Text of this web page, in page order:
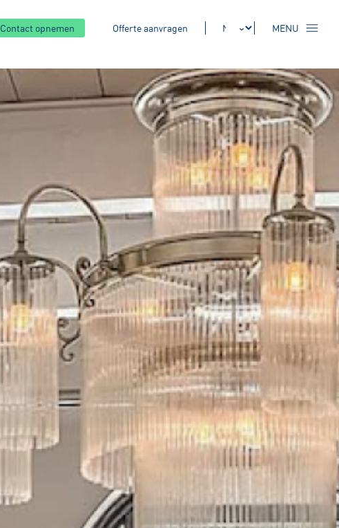
Contact opnemen Offerte aanvragen MENU